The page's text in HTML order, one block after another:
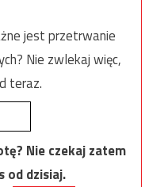
jest przetrwanie
Nie zwlekaj więc,
teraz.
Nie czekaj zatem
od dzisiaj.